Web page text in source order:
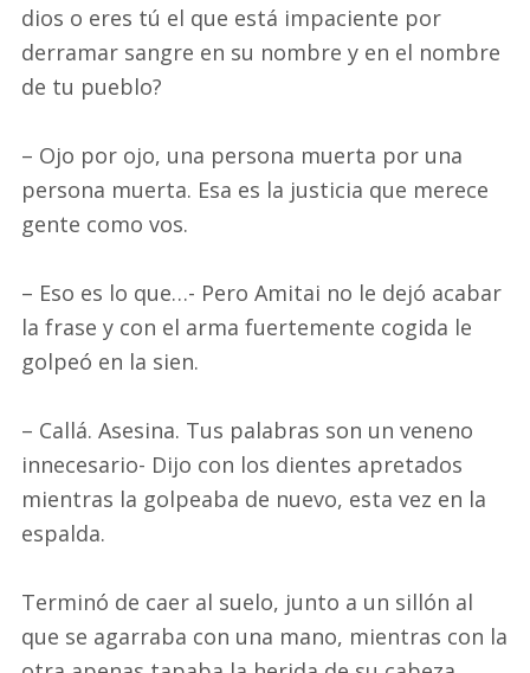
dios o eres tú el que está impaciente por
derramar sangre en su nombre y en el nombre
de tu pueblo?
– Ojo por ojo, una persona muerta por una
persona muerta. Esa es la justicia que merece
gente como vos.
– Eso es lo que…- Pero Amitai no le dejó acabar
la frase y con el arma fuertemente cogida le
golpeó en la sien.
– Callá. Asesina. Tus palabras son un veneno
innecesario- Dijo con los dientes apretados
mientras la golpeaba de nuevo, esta vez en la
espalda.
Terminó de caer al suelo, junto a un sillón al
que se agarraba con una mano, mientras con la